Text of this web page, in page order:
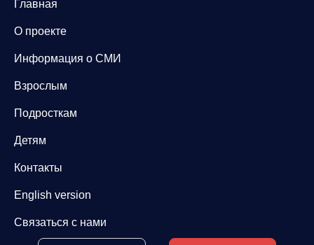
Главная
О проекте
Информация о СМИ
Взрослым
Подросткам
Детям
Контакты
English version
Связаться с нами